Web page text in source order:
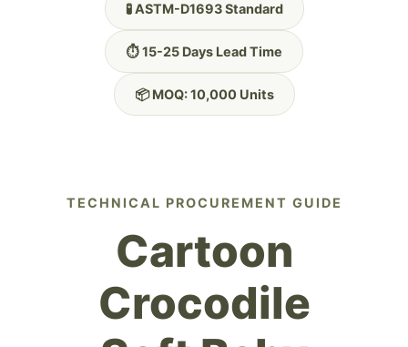
🧪 ASTM-D1693 Standard
⏱️ 15-25 Days Lead Time
📦 MOQ: 10,000 Units
TECHNICAL PROCUREMENT GUIDE
Cartoon
Crocodile